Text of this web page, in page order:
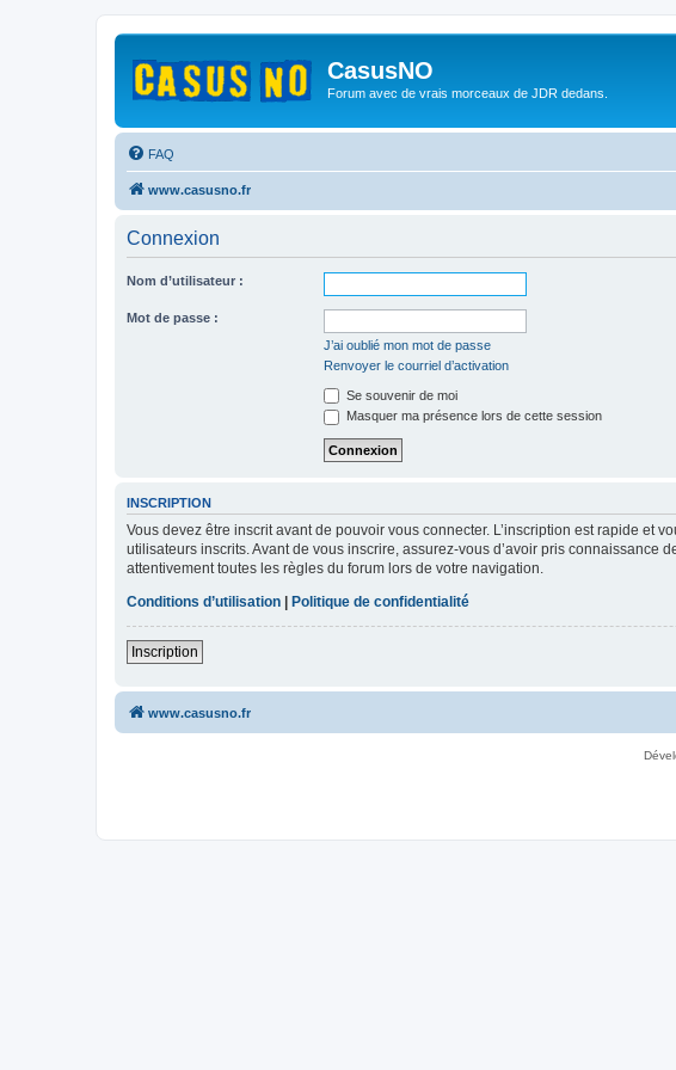
CasusNO
Forum avec de vrais morceaux de JDR dedans.
FAQ
www.casusno.fr
Connexion
Nom d’utilisateur :
Mot de passe :
J’ai oublié mon mot de passe
Renvoyer le courriel d’activation
Se souvenir de moi
Masquer ma présence lors de cette session
INSCRIPTION
Vous devez être inscrit avant de pouvoir vous connecter. L’inscription est rapide et
utilisateurs inscrits. Avant de vous inscrire, assurez-vous d’avoir pris
attentivement toutes les règles du forum lors de votre navigation.
Conditions d’utilisation
Politique de confidentialité
Inscription
www.casusno.fr